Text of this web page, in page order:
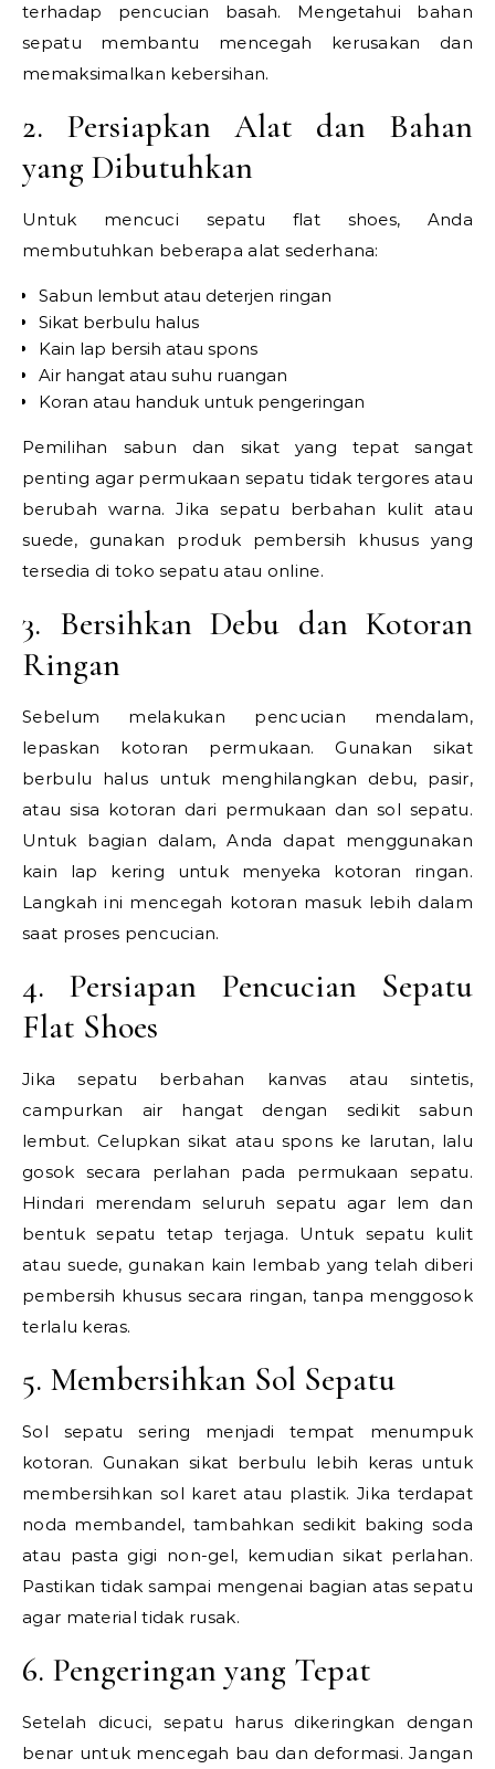
terhadap pencucian basah. Mengetahui bahan
sepatu membantu mencegah kerusakan dan
memaksimalkan kebersihan.
2. Persiapkan Alat dan Bahan
yang Dibutuhkan
Untuk mencuci sepatu flat shoes, Anda
membutuhkan beberapa alat sederhana:
Sabun lembut atau deterjen ringan
Sikat berbulu halus
Kain lap bersih atau spons
Air hangat atau suhu ruangan
Koran atau handuk untuk pengeringan
Pemilihan sabun dan sikat yang tepat sangat
penting agar permukaan sepatu tidak tergores atau
berubah warna. Jika sepatu berbahan kulit atau
suede, gunakan produk pembersih khusus yang
tersedia di toko sepatu atau online.
3. Bersihkan Debu dan Kotoran
Ringan
Sebelum melakukan pencucian mendalam,
lepaskan kotoran permukaan. Gunakan sikat
berbulu halus untuk menghilangkan debu, pasir,
atau sisa kotoran dari permukaan dan sol sepatu.
Untuk bagian dalam, Anda dapat menggunakan
kain lap kering untuk menyeka kotoran ringan.
Langkah ini mencegah kotoran masuk lebih dalam
saat proses pencucian.
4. Persiapan Pencucian Sepatu
Flat Shoes
Jika sepatu berbahan kanvas atau sintetis,
campurkan air hangat dengan sedikit sabun
lembut. Celupkan sikat atau spons ke larutan, lalu
gosok secara perlahan pada permukaan sepatu.
Hindari merendam seluruh sepatu agar lem dan
bentuk sepatu tetap terjaga. Untuk sepatu kulit
atau suede, gunakan kain lembab yang telah diberi
pembersih khusus secara ringan, tanpa menggosok
terlalu keras.
5. Membersihkan Sol Sepatu
Sol sepatu sering menjadi tempat menumpuk
kotoran. Gunakan sikat berbulu lebih keras untuk
membersihkan sol karet atau plastik. Jika terdapat
noda membandel, tambahkan sedikit baking soda
atau pasta gigi non-gel, kemudian sikat perlahan.
Pastikan tidak sampai mengenai bagian atas sepatu
agar material tidak rusak.
6. Pengeringan yang Tepat
Setelah dicuci, sepatu harus dikeringkan dengan
benar untuk mencegah bau dan deformasi. Jangan